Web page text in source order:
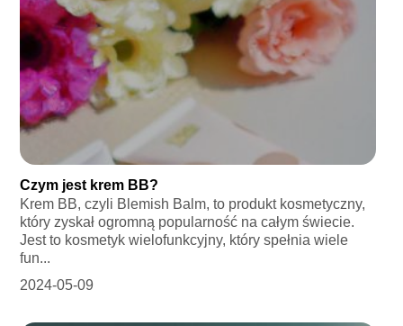
Czym jest krem BB?
Krem BB, czyli Blemish Balm, to produkt kosmetyczny,
który zyskał ogromną popularność na całym świecie.
Jest to kosmetyk wielofunkcyjny, który spełnia wiele
fun...
2024-05-09